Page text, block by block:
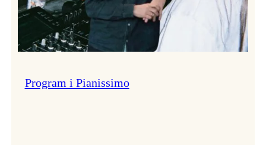
Program i Pianissimo